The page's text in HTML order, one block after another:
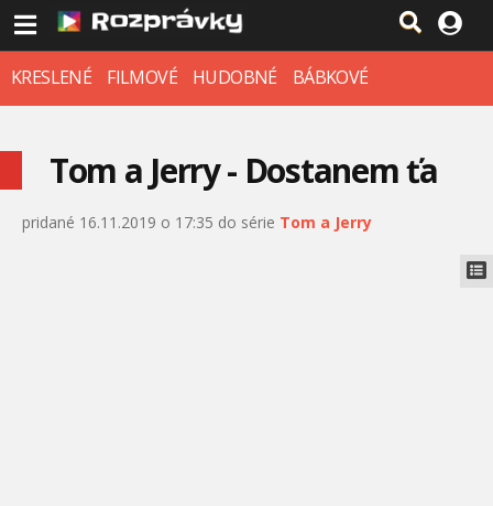
KRESLENÉ FILMOVÉ HUDOBNÉ BÁBKOVÉ
Tom a Jerry - Dostanem ťa
pridané 16.11.2019 o 17:35 do série Tom a Jerry